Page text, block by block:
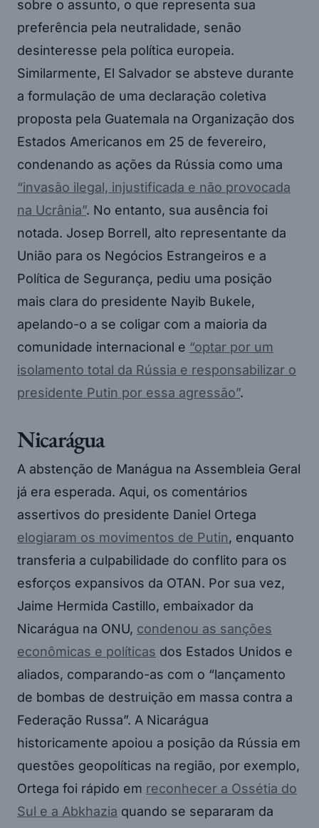
sobre o assunto, o que representa sua
preferência pela neutralidade, senão
desinteresse pela política europeia.
Similarmente, El Salvador se absteve durante
a formulação de uma declaração coletiva
proposta pela Guatemala na Organização dos
Estados Americanos em 25 de fevereiro,
condenando as ações da Rússia como uma
“invasão ilegal, injustificada e não provocada
na Ucrânia”. No entanto, sua ausência foi
notada. Josep Borrell, alto representante da
União para os Negócios Estrangeiros e a
Política de Segurança, pediu uma posição
mais clara do presidente Nayib Bukele,
apelando-o a se coligar com a maioria da
comunidade internacional e “optar por um
isolamento total da Rússia e responsabilizar o
presidente Putin por essa agressão”.
Nicarágua
A abstenção de Manágua na Assembleia Geral
já era esperada. Aqui, os comentários
assertivos do presidente Daniel Ortega
elogiaram os movimentos de Putin, enquanto
transferia a culpabilidade do conflito para os
esforços expansivos da OTAN. Por sua vez,
Jaime Hermida Castillo, embaixador da
Nicarágua na ONU, condenou as sanções
econômicas e políticas dos Estados Unidos e
aliados, comparando-as com o “lançamento
de bombas de destruição em massa contra a
Federação Russa”. A Nicarágua
historicamente apoiou a posição da Rússia em
questões geopolíticas na região, por exemplo,
Ortega foi rápido em reconhecer a Ossétia do
Sul e a Abkhazia quando se separaram da